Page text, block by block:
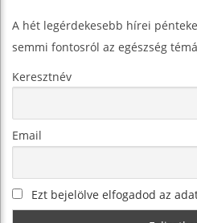
A hét legérdekesebb hírei
semmi fontosról az egészség
Keresztnév
Email
Ezt bejelölve elfogadod az